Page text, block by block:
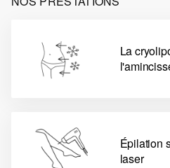
La
Épilation
laser